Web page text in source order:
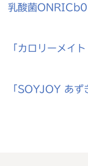
乳酸菌
「カロリーメイ
「SOYJOY あず